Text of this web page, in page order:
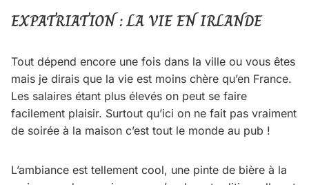
EXPATRIATION : LA VIE EN IRLANDE
Tout dépend encore une fois dans la ville ou vous êtes
mais je dirais que la vie est moins chère qu’en France.
Les salaires étant plus élevés on peut se faire
facilement plaisir. Surtout qu’ici on ne fait pas vraiment
de soirée à la maison c’est tout le monde au pub !
L’ambiance est tellement cool, une pinte de bière à la